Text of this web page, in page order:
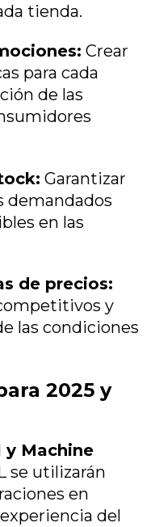
tienda.
Crear
para cada
de las
Garantizar
demandados
en las
de precios:
y
las condiciones
2025 y
Machine
se utilizarán
en
del